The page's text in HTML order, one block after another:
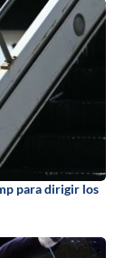
para dirigir los